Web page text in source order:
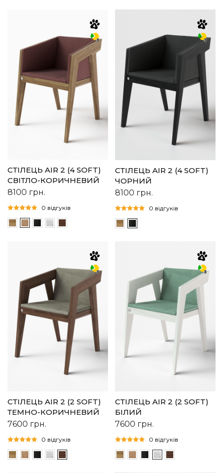
СТІЛЕЦЬ AIR 2 (4 SOFT)
СВІТЛО-КОРИЧНЕВИЙ
8100 грн.
0 відгуків
СТІЛЕЦЬ AIR 2 (4 SOFT)
ЧОРНИЙ
8100 грн.
0 відгуків
СТІЛЕЦЬ AIR 2 (2 SOFT)
ТЕМНО-КОРИЧНЕВИЙ
7600 грн.
0 відгуків
СТІЛЕЦЬ AIR 2 (2 SOFT)
БІЛИЙ
7600 грн.
0 відгуків